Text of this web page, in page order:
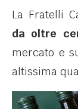
La Fratelli
da oltre
mercato e
altissima